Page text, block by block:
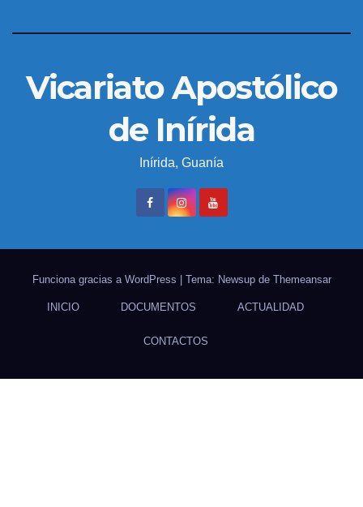
Vicariato Apostólico
de Inírida
Inírida, Guanía
Funciona gracias a WordPress Tema: Newsup de Themeansar
INICIO DOCUMENTOS ACTUALIDAD
CONTACTOS